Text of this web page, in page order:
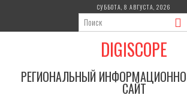
содержимому
СУББОТА, 8 АВГУСТА, 2026
DIGISCOPE
РЕГИОНАЛЬНЫЙ
САЙТ